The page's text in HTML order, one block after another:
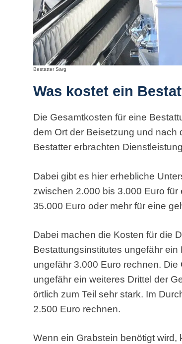
Bestatter Sarg
Was kostet ein
Die Gesamtkosten für eine
dem Ort der Beisetzung und nach
Bestatter erbrachten
Dabei gibt es hier erhebliche
zwischen 2.000 bis 3.000 Euro
35.000 Euro oder mehr für eine
Dabei machen die Kosten für die
Bestattungsinstitutes ungefähr
ungefähr 3.000 Euro rechnen.
ungefähr ein weiteres Drittel der
örtlich zum Teil sehr stark. Im
2.500 Euro rechnen.
Wenn ein Grabstein benötigt